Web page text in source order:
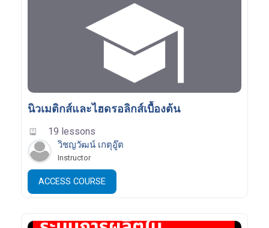
นิวเมติกส์และไฮดรอลิกส์เบื้องต้น
19 lessons
วิชญวัฒน์ เกตุอู๊ต
Instructor
ACCESS COURSE